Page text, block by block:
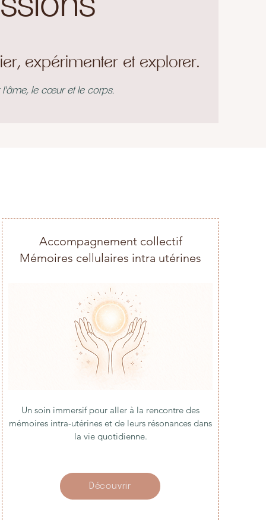
expérimenter et explorer.
l'âme, le cœur et le corps.
Accompagnement collectif
Mémoires cellulaires intra utérines
Un soin immersif pour aller à la rencontre des
mémoires intra-utérines et de leurs résonances dans
la vie quotidienne.
Découvrir